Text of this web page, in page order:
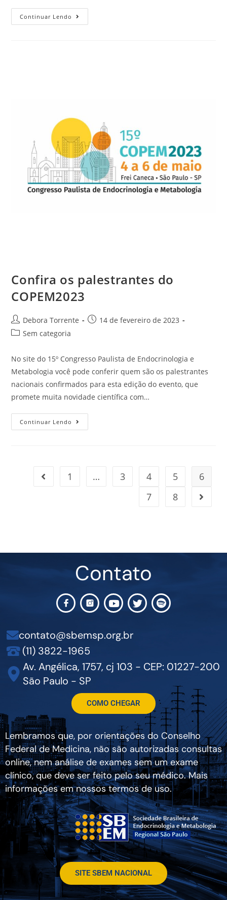
Continuar Lendo
Confira os palestrantes do
COPEM2023
Debora Torrente
14 de fevereiro de 2023
Sem categoria
No site do 15º Congresso Paulista de Endocrinologia e
Metabologia você pode conferir quem são os palestrantes
nacionais confirmados para esta edição do evento, que
promete muita novidade científica com…
Continuar Lendo
1 … 3 4 5
6
7
8
Contato
contato@sbemsp.org.br
(11) 3822-1965
Av. Angélica, 1757, cj 103 - CEP: 01227-200
São Paulo - SP
COMO CHEGAR
Lembramos que, por orientações do Conselho
Federal de Medicina, não são autorizadas consultas
online, nem análise de exames sem um exame
clínico, que deve ser feito pelo seu médico. Mais
informações em nossos termos de uso.
SITE SBEM NACIONAL